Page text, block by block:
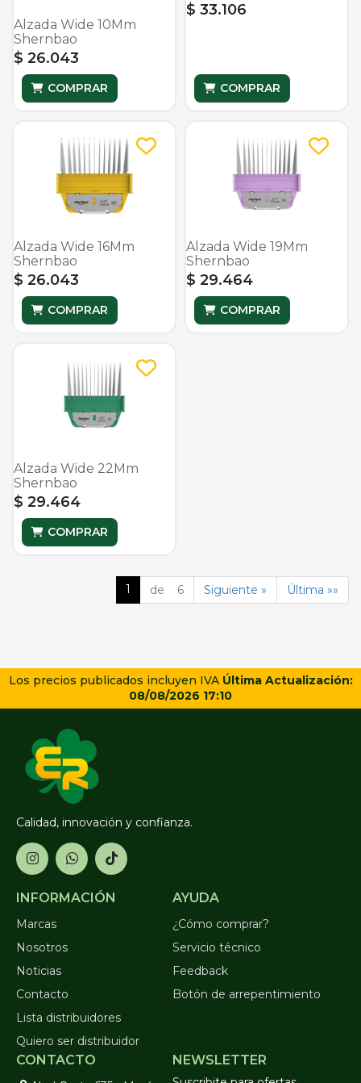
Alzada Wide 10Mm
Shernbao
$ 26.043
COMPRAR
$ 33.106
COMPRAR
Alzada Wide 16Mm
Shernbao
$ 26.043
COMPRAR
Alzada Wide 19Mm
Shernbao
$ 29.464
COMPRAR
Alzada Wide 22Mm
Shernbao
$ 29.464
COMPRAR
1 de 6 Siguiente » Última »»
Los precios publicados incluyen IVA Última Actualización:
08/08/2026 17:10
Calidad, innovación y confianza.
INFORMACIÓN
Marcas
Nosotros
Noticias
Contacto
Lista distribuidores
Quiero ser distribuidor
AYUDA
¿Cómo comprar?
Servicio técnico
Feedback
Botón de arrepentimiento
CONTACTO NEWSLETTER